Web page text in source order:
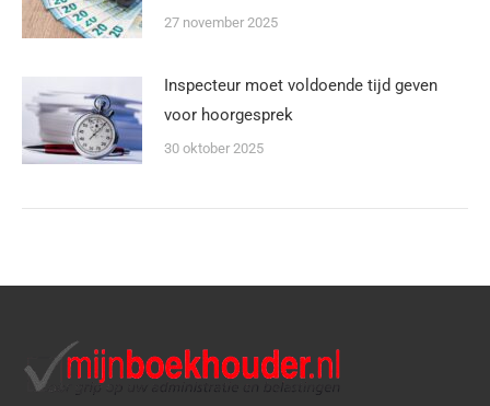
27 november 2025
Inspecteur moet voldoende tijd geven
voor hoorgesprek
30 oktober 2025